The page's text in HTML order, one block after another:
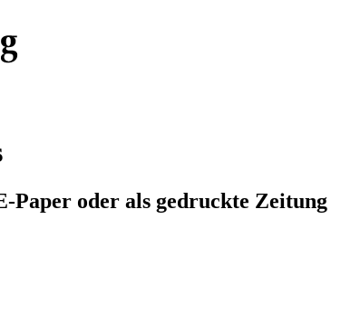
Paper oder als gedruckte Zeitung